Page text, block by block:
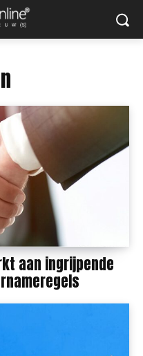
aan ingrijpende